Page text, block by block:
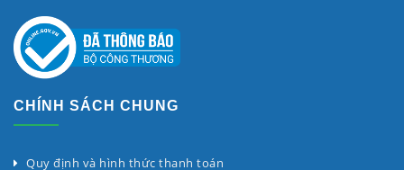
CHÍNH SÁCH CHUNG
Quy định và hình thức thanh toán